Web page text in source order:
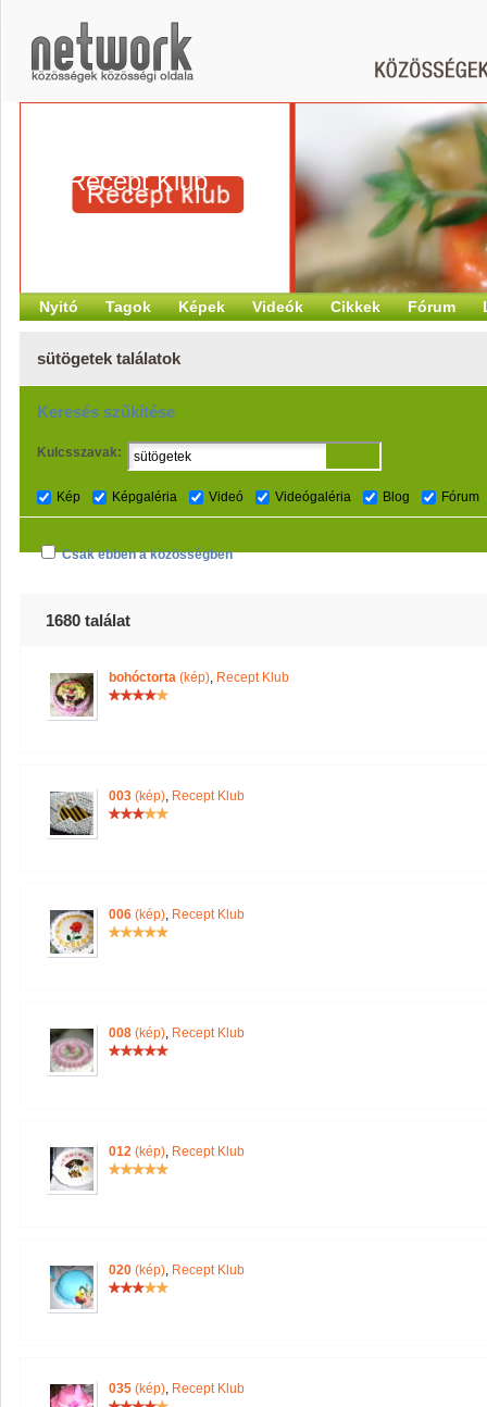
Recept Klub
Nyitó Tagok Képek Videók Cikkek Fórum
sütögetek találatok
Keresés szűkítése
Kulcsszavak:
Kép Képgaléria Videó Videógaléria Blog Fórum
Csak ebben a közösségben
1680 találat
bohóctorta (kép), Recept Klub
003 (kép), Recept Klub
006 (kép), Recept Klub
008 (kép), Recept Klub
012 (kép), Recept Klub
020 (kép), Recept Klub
035 (kép), Recept Klub